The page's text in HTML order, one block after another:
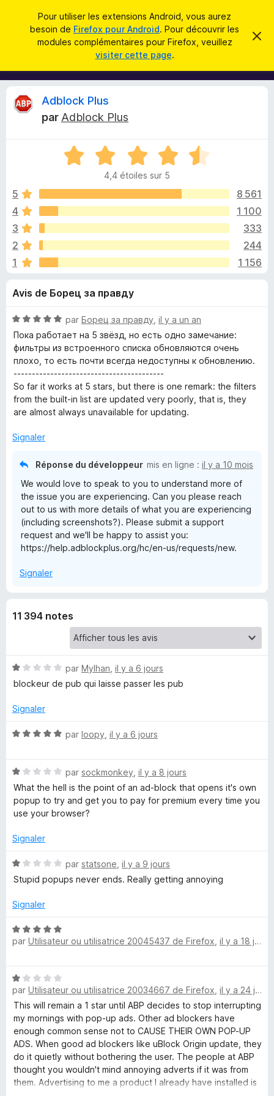
Pour utiliser les extensions Android, vous aurez
besoin de Firefox pour Android. Pour découvrir les
modules complémentaires pour Firefox, veuillez
visiter cette page.
C
M
o
u
o
u
r
l
n
a
v
i
u
r
F
i
r
e
x
Connexion
e
C
t
i
q
u
e
s
p
o
u
r
A
d
b
l
o
k
P
l
s
Adblock Plus
par Adblock Plus
N
é
,
s
r
4,4 étoiles sur 5
5
8 561
4
1 100
3
333
2
244
1
1 156
Avis de Борец за правду
N
o
t
é
s
u
r
par Борец за правду il y a un an
Пока работает на 5 звёзд, но есть одно замечание:
фильтры из встроенного списка обновляются очень
плохо, то есть почти всегда недоступны к обновлению.
-----------------------------------------
So far it works at 5 stars, but there is one remark: the filters
from the built-in list are updated very poorly, that is, they
are almost always unavailable for updating.
Signaler
Réponse du développeur mis en ligne : il y a 10 mois
We would love to speak to you to understand more of
the issue you are experiencing. Can you please reach
out to us with more details of what you are experiencing
(including screenshots?). Please submit a support
request and we'll be happy to assist you:
https://help.adblockplus.org/hc/en-us/requests/new.
Signaler
11 394 notes
N
o
é
s
5
par Mylhan il y a 6 jours
blockeur de pub qui laisse passer les pub
Signaler
N
é
5
s
u
5
par loopy il y a 6 jours
N
o
t
é
s
r
5
par sockmonkey il y a 8 jours
What the hell is the point of an ad-block that opens it's own
popup to try and get you to pay for premium every time you
use your browser?
Signaler
N
o
é
s
u
par statsone il y a 9 jours
Stupid popups never ends. Really getting annoying
Signaler
N
o
5
s
u
r
5
par Utilisateur ou utilisatrice 20045437 de Firefox il y a 18 jours
N
o
t
é
1
s
u
r
5
par Utilisateur ou utilisatrice 20034667 de Firefox il y a 24 jours
This will remain a 1 star until ABP decides to stop interrupting
my mornings with pop-up ads. Other ad blockers have
enough common sense not to CAUSE THEIR OWN POP-UP
ADS. When good ad blockers like uBlock Origin update, they
do it quietly without bothering the user. The people at ABP
thought you wouldn't mind annoying adverts if it was from
them. Advertising to me a product I already have installed is